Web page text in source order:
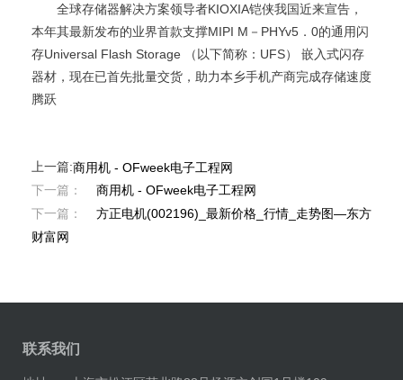
全球存储器解决方案领导者KIOXIA铠侠我国近来宣告，
本年其最新发布的业界首款支撑MIPI M－PHYv5．0的通用闪
存Universal Flash Storage （以下简称：UFS） 嵌入式闪存
器材，现在已首先批量交货，助力本乡手机产商完成存储速度
腾跃
上一篇:商用机 - OFweek电子工程网
下一篇：
商用机 - OFweek电子工程网
下一篇：
方正电机(002196)_最新价格_行情_走势图—东方
财富网
联系我们